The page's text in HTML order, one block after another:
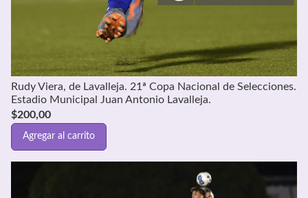
Rudy Viera, de Lavalleja. 21ª Copa Nacional de Selecciones.
Estadio Municipal Juan Antonio Lavalleja.
$200,00
Agregar al carrito